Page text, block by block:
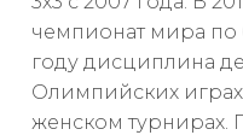
чемпионат мира по
году дисциплина
Олимпийских
женском турнирах.